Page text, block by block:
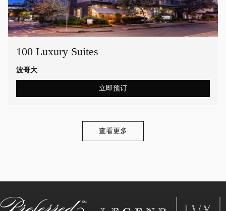
100 Luxury Suites
波哥大
立即预订
查看更多